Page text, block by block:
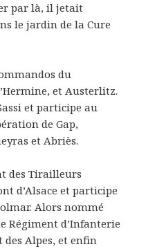
par là, il jetait
le jardin de la Cure
du
et Austerlitz.
et participe au
de Gap,
et Abriès.
des Tirailleurs
d’Alsace et participe
Alors nommé
Régiment d’Infanterie
Alpes, et enfin